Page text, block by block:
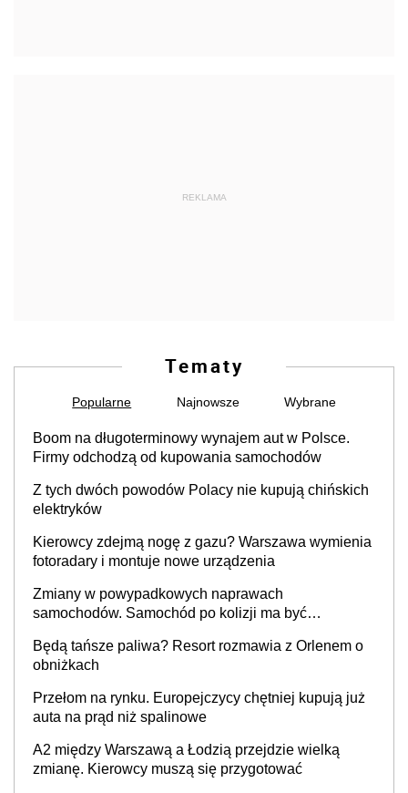
REKLAMA
Tematy
Popularne Najnowsze Wybrane
Boom na długoterminowy wynajem aut w Polsce.
Firmy odchodzą od kupowania samochodów
Z tych dwóch powodów Polacy nie kupują chińskich
elektryków
Kierowcy zdejmą nogę z gazu? Warszawa wymienia
fotoradary i montuje nowe urządzenia
Zmiany w powypadkowych naprawach
samochodów. Samochód po kolizji ma być
producenta
Będą tańsze paliwa? Resort rozmawia z Orlenem o
obniżkach
Przełom na rynku. Europejczycy chętniej kupują już
auta na prąd niż spalinowe
A2 między Warszawą a Łodzią przejdzie wielką
zmianę. Kierowcy muszą się przygotować